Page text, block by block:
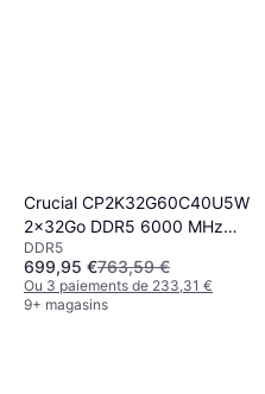
Crucial CP2K32G60C40U5W
2x32Go DDR5 6000 MHz
CL40 Blanc
DDR5
699,95 €763,59 €
Ou 3 paiements de 233,31 €
9+ magasins